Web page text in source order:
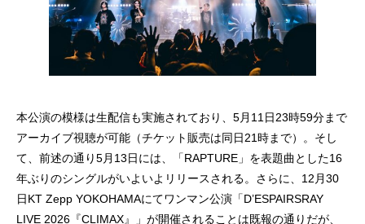
本公演の模様は生配信も実施されており、5月11日23時59分まで
アーカイブ視聴が可能（チケット販売は同日21時まで）。そし
て、前述の通り5月13日には、「RAPTURE」を表題曲とした16
年ぶりのシングルがいよいよリリースされる。さらに、12月30
日KT Zepp YOKOHAMAにてワンマン公演「D’ESPAIRSRAY
LIVE 2026『CLIMAX』」が開催されることは既報の通りだが、